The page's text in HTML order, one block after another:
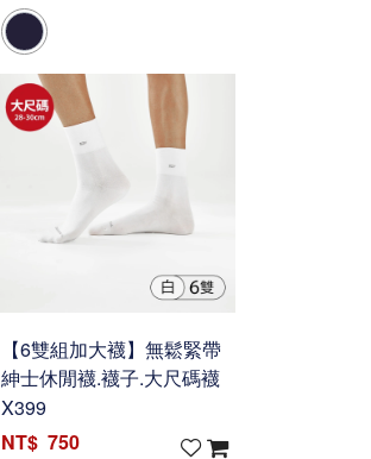
【6雙組加大襪】無鬆緊帶
紳士休閒襪.襪子.大尺碼襪
X399
750